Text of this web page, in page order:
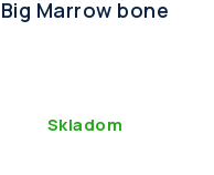
Big Marrow bone
Skladom